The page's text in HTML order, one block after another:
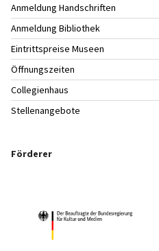
Anmeldung Handschriften
Anmeldung Bibliothek
Eintrittspreise Museen
Öffnungszeiten
Collegienhaus
Stellenangebote
Förderer